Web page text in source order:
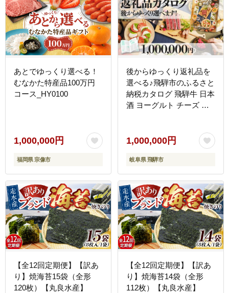
あとでゆっくり選べる！
むなかた特産品100万円
コース_HY0100
1,000,000円
福岡県 宗像市
後からゆっくり返礼品を
選べる♪飛騨市のふるさと
納税カタログ 飛騨牛 日本
酒 ヨーグルト チーズ ハ
1,000,000円
岐阜県 飛騨市
【全12回定期便】【訳あ
り】焼海苔15袋（全形
120枚）【丸良水産】
【全12回定期便】【訳あ
り】焼海苔14袋（全形
112枚）【丸良水産】